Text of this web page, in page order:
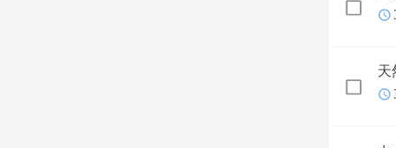
天